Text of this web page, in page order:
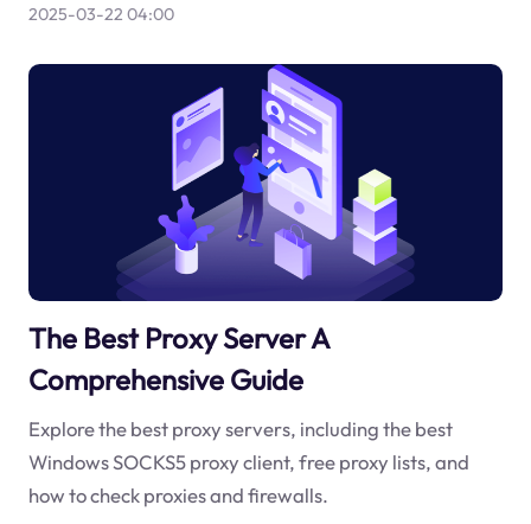
2025-03-22 04:00
The Best Proxy Server A
Comprehensive Guide
Explore the best proxy servers, including the best
Windows SOCKS5 proxy client, free proxy lists, and
how to check proxies and firewalls.